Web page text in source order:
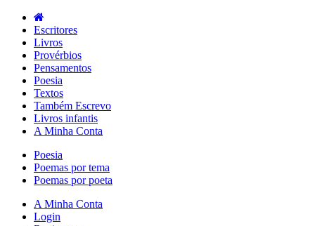
Escritores
Livros
Provérbios
Pensamentos
Poesia
Textos
Também Escrevo
Livros infantis
A Minha Conta
Poesia
Poemas por tema
Poemas por poeta
A Minha Conta
Login